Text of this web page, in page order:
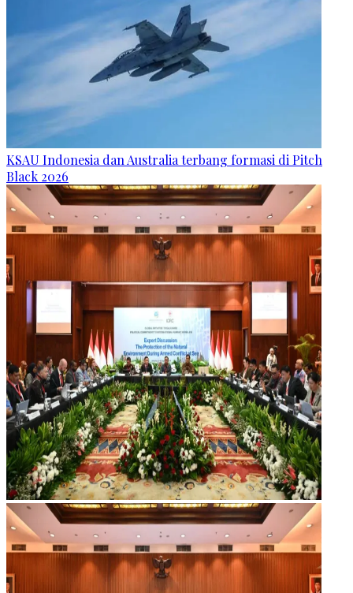
KSAU Indonesia dan Australia terbang formasi di Pitch
Black 2026